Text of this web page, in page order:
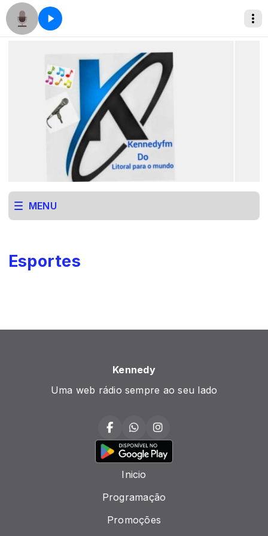
MENU
Esportes
Kennedy
Uma web rádio sempre ao seu lado
Inicio
Programação
Promoções